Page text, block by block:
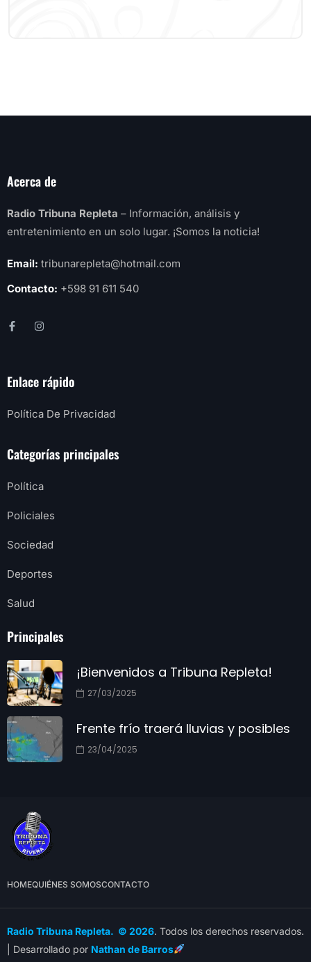
Acerca de
Radio Tribuna Repleta – Información, análisis y
entretenimiento en un solo lugar. ¡Somos la noticia!
Email: tribunarepleta@hotmail.com
Contacto: +598 91 611 540
Enlace rápido
Política De Privacidad
Categorías principales
Política
Policiales
Sociedad
Deportes
Salud
Principales
¡Bienvenidos a Tribuna Repleta!
27/03/2025
Frente frío traerá lluvias y posibles
23/04/2025
HOMEQUIÉNES SOMOSCONTACTO
Radio Tribuna Repleta. © 2026. Todos los derechos reservados.
| Desarrollado por Nathan de Barros